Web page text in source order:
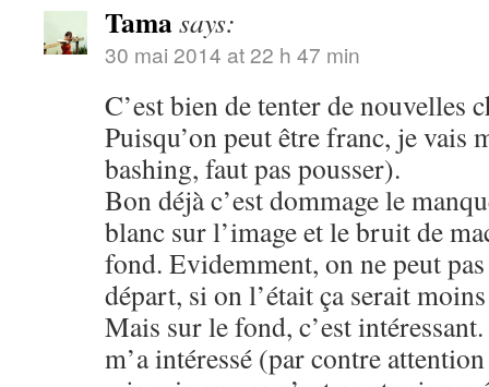
Tamasays:
30 mai 2014 at 22 h 47 min
C’est bien de tenter de nouvelles
Puisqu’on peut être franc, je vais
bashing, faut pas pousser).
Bon déjà c’est dommage le
blanc sur l’image et le bruit de
fond. Evidemment, on ne peut
départ, si on l’était ça serait
Mais sur le fond, c’est
m’a intéressé (par contre